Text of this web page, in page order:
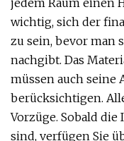
jedem Raum einen
wichtig, sich der
zu sein, bevor man
nachgibt. Das
müssen auch seine
berücksichtigen.
Vorzüge. Sobald
sind, verfügen Sie